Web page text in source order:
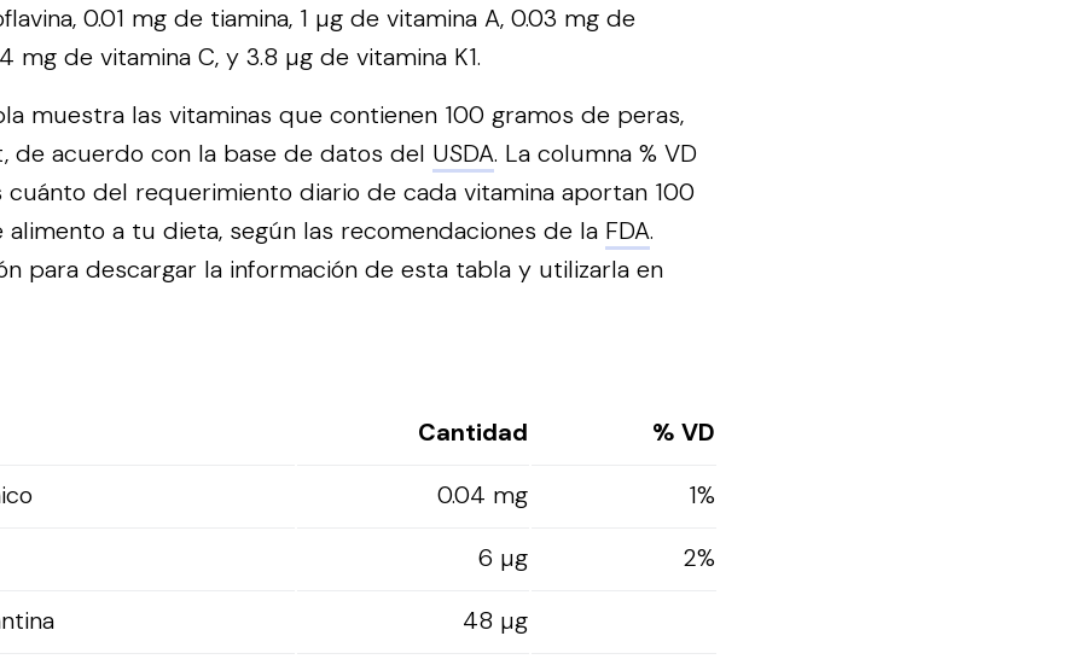
0.01 mg de tiamina, 1 µg de vitamina A, 0.03 mg de
mg de vitamina C, y 3.8 µg de vitamina K1.
muestra las vitaminas que contienen 100 gramos de peras,
de acuerdo con la base de datos del USDA. La columna % VD
cuánto del requerimiento diario de cada vitamina aportan 100
a tu dieta, según las recomendaciones de la FDA.
para descargar la información de esta tabla y utilizarla en
Cantidad
% VD
0.04 mg
1%
6 µg
2%
48 µg